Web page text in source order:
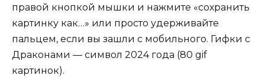
правой кнопкой мышки и нажмите «сохранить
картинку как…» или просто удерживайте
пальцем, если вы зашли с мобильного. Гифки с
Драконами — символ 2024 года (80 gif
картинок).